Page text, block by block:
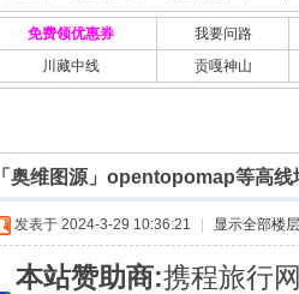
索
› ›
免费领优惠券
我要问路
川藏中线 贡嘎神山
「奥维图源」opentopomap等高
发表于 2024-3-29 10:36:21 显示全部楼层
本站赞助商:携程旅行